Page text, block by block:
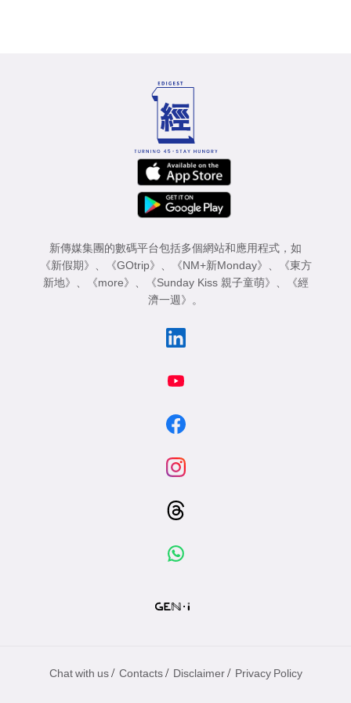
新傳媒集團的數碼平台包括多個網站和應用程式，如
《新假期》
《GOtrip》 《NM+新Monday》
《東方
新地》
《more》 《Sunday Kiss 親子童萌》
《經
濟一週》
。
Chat with us / Contacts / Disclaimer / Privacy Policy